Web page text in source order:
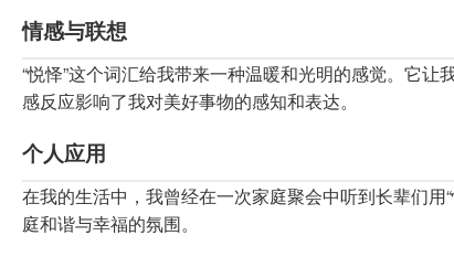
情感与联想
“悦怿”这个词汇给我带来一种温暖和光明的感觉。它
感反应影响了我对美好事物的感知和表达。
个人应用
在我的生活中，我曾经在一次家庭聚会中听到长辈们
庭和谐与幸福的氛围。